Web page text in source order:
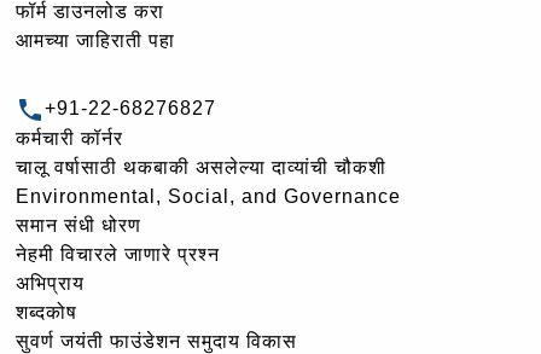
फॉर्म डाउनलोड करा
आमच्या जाहिराती पहा
+91-22-68276827
कर्मचारी कॉर्नर
चालू वर्षासाठी थकबाकी असलेल्या दाव्यांची चौकशी
Environmental, Social, and Governance
समान संधी धोरण
नेहमी विचारले जाणारे प्रश्न
अभिप्राय
शब्दकोष
सुवर्ण जयंती फाउंडेशन समुदाय विकास